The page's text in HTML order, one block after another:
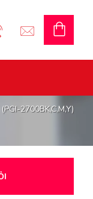
2700BK,C,M,Y)